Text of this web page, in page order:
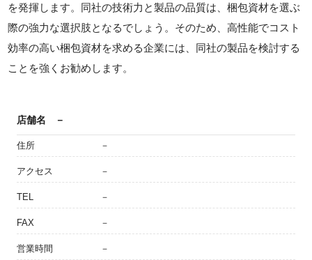
を発揮します。同社の技術力と製品の品質は、梱包資材を選ぶ
際の強力な選択肢となるでしょう。そのため、高性能でコスト
効率の高い梱包資材を求める企業には、同社の製品を検討する
ことを強くお勧めします。
店舗名 －
住所 －
アクセス －
TEL －
FAX －
営業時間 －